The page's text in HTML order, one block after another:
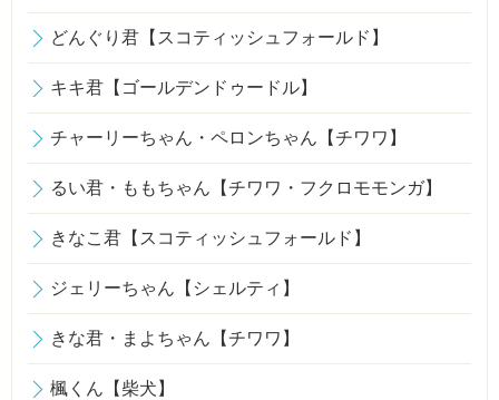
どんぐり君【スコティッシュフォールド】
キキ君【ゴールデンドゥードル】
チャーリーちゃん・ペロンちゃん【チワワ】
るい君・ももちゃん【チワワ・フクロモモンガ】
きなこ君【スコティッシュフォールド】
ジェリーちゃん【シェルティ】
きな君・まよちゃん【チワワ】
楓くん【柴犬】